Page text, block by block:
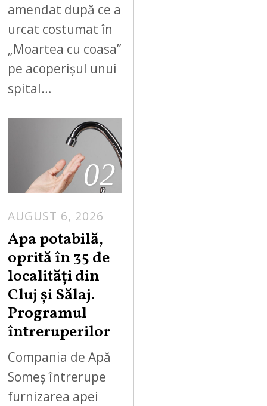
amendat după ce a
urcat costumat în
„Moartea cu coasa”
pe acoperișul unui
spital…
02
AUGUST 6, 2026
Apa potabilă,
oprită în 35 de
localități din
Cluj și Sălaj.
Programul
întreruperilor
Compania de Apă
Someș întrerupe
furnizarea apei